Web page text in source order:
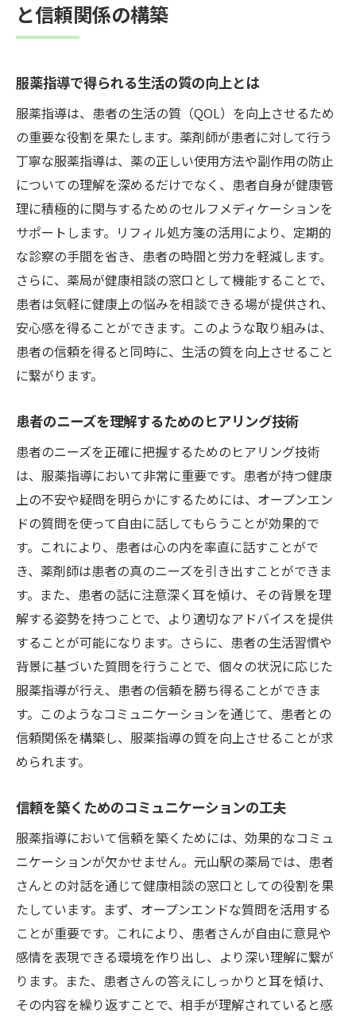
と信頼関係の構築
服薬指導で得られる生活の質の向上とは
服薬指導は、患者の生活の質（QOL）を向上させるため
の重要な役割を果たします。薬剤師が患者に対して行う
丁寧な服薬指導は、薬の正しい使用方法や副作用の防止
についての理解を深めるだけでなく、患者自身が健康管
理に積極的に関与するためのセルフメディケーションを
サポートします。リフィル処方箋の活用により、定期的
な診察の手間を省き、患者の時間と労力を軽減します。
さらに、薬局が健康相談の窓口として機能することで、
患者は気軽に健康上の悩みを相談できる場が提供され、
安心感を得ることができます。このような取り組みは、
患者の信頼を得ると同時に、生活の質を向上させること
に繋がります。
患者のニーズを理解するためのヒアリング技術
患者のニーズを正確に把握するためのヒアリング技術
は、服薬指導において非常に重要です。患者が持つ健康
上の不安や疑問を明らかにするためには、オープンエン
ドの質問を使って自由に話してもらうことが効果的で
す。これにより、患者は心の内を率直に話すことがで
き、薬剤師は患者の真のニーズを引き出すことができま
す。また、患者の話に注意深く耳を傾け、その背景を理
解する姿勢を持つことで、より適切なアドバイスを提供
することが可能になります。さらに、患者の生活習慣や
背景に基づいた質問を行うことで、個々の状況に応じた
服薬指導が行え、患者の信頼を勝ち得ることができま
す。このようなコミュニケーションを通じて、患者との
信頼関係を構築し、服薬指導の質を向上させることが求
められます。
信頼を築くためのコミュニケーションの工夫
服薬指導において信頼を築くためには、効果的なコミュ
ニケーションが欠かせません。元山駅の薬局では、患者
さんとの対話を通じて健康相談の窓口としての役割を果
たしています。まず、オープンエンドな質問を活用する
ことが重要です。これにより、患者さんが自由に意見や
感情を表現できる環境を作り出し、より深い理解に繋が
ります。また、患者さんの答えにしっかりと耳を傾け、
その内容を繰り返すことで、相手が理解されていると感